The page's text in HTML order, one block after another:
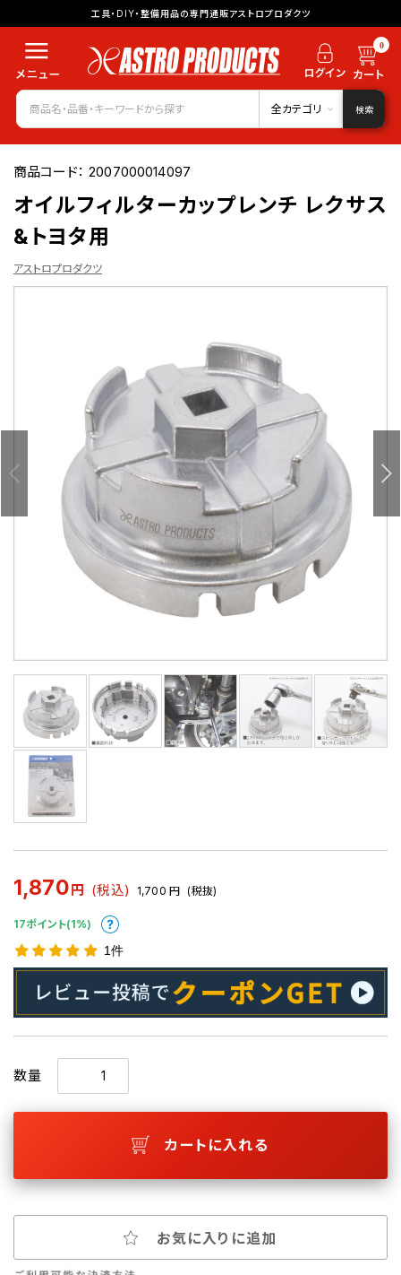
工具・DIY・整備用品の専門通販アストロプロダクツ
0
全カテゴリ 検索
商品コード：2007000014097
オイルフィルターカップレンチ レクサス
&トヨタ用
アストロプロダクツ
1,870 円 (税込) 1,700 円 (税抜)
17ポイント(1%)
1件
数量
カートに入れる
お気に入りに追加